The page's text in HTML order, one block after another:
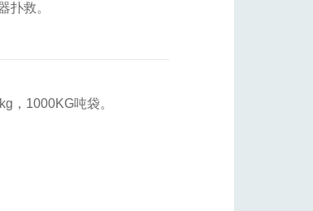
扑救。
，1000KG吨袋。